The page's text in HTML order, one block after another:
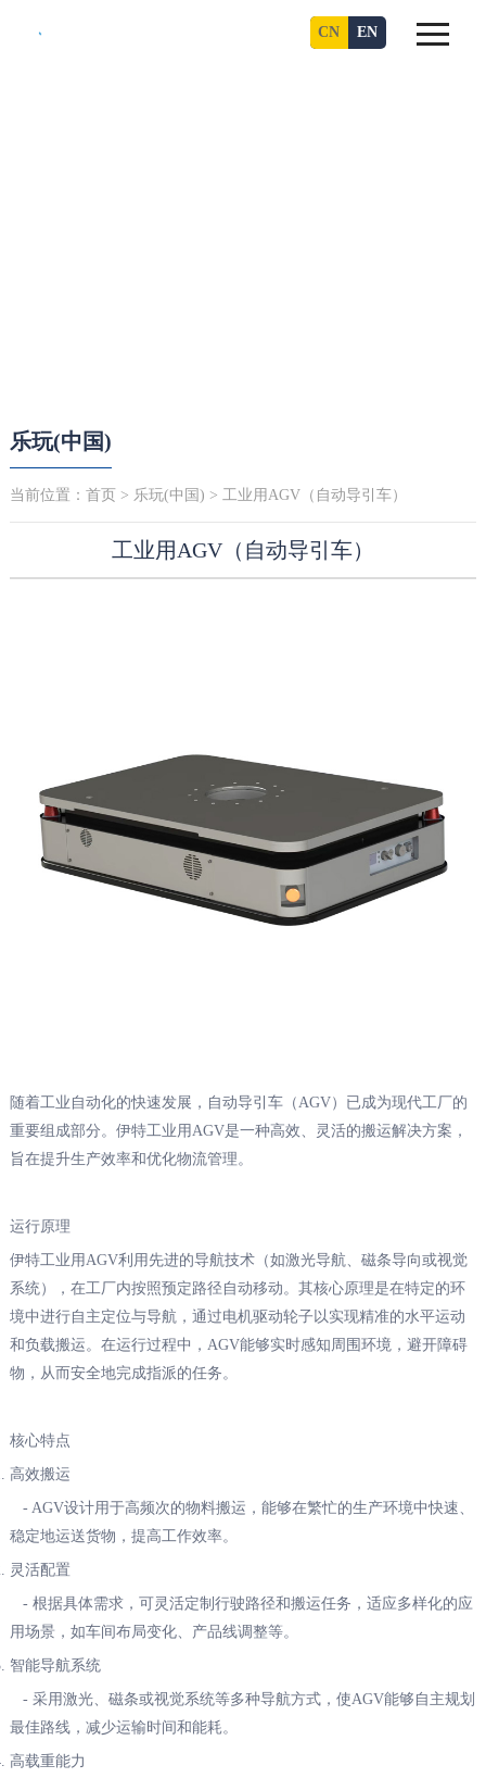
CN EN
乐玩(中国)
当前位置： 首页 > 乐玩(中国) > 工业用AGV（自动导引车）
工业用AGV（自动导引车）
随着工业自动化的快速发展，自动导引车（AGV）已成为现代工厂的
重要组成部分。伊特工业用AGV是一种高效、灵活的搬运解决方案，
旨在提升生产效率和优化物流管理。
运行原理
伊特工业用AGV利用先进的导航技术（如激光导航、磁条导向或视觉
系统），在工厂内按照预定路径自动移动。其核心原理是在特定的环
境中进行自主定位与导航，通过电机驱动轮子以实现精准的水平运动
和负载搬运。在运行过程中，AGV能够实时感知周围环境，避开障碍
物，从而安全地完成指派的任务。
核心特点
高效搬运
- AGV设计用于高频次的物料搬运，能够在繁忙的生产环境中快速、
稳定地运送货物，提高工作效率。
灵活配置
- 根据具体需求，可灵活定制行驶路径和搬运任务，适应多样化的应
用场景，如车间布局变化、产品线调整等。
智能导航系统
- 采用激光、磁条或视觉系统等多种导航方式，使AGV能够自主规划
最佳路线，减少运输时间和能耗。
高载重能力